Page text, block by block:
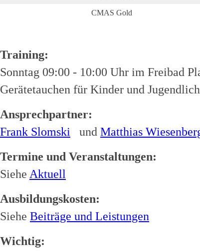
CMAS Gold
Training:
Sonntag 09:00 - 10:00 Uhr im Freibad
Gerätetauchen für Kinder und
Ansprechpartner:
Frank Slomski
und Matthias
Termine und Veranstaltungen:
Siehe Aktuell
Ausbildungskosten:
Siehe Beiträge und Leistungen
Wichtig: